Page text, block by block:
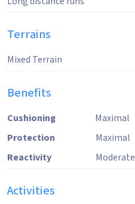
Terrains
Mixed Terrain
Benefits
Cushioning
Maximal
Protection
Maximal
Reactivity
Moderate
Activities